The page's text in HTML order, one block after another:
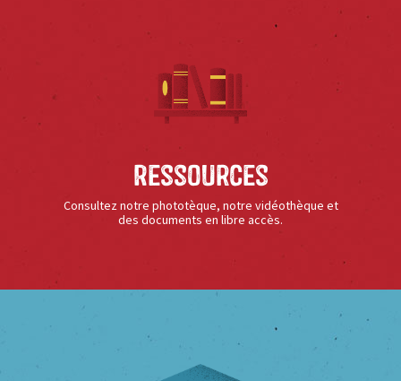
Ressources
Consultez notre phototèque, notre vidéothèque et
des documents en libre accès.